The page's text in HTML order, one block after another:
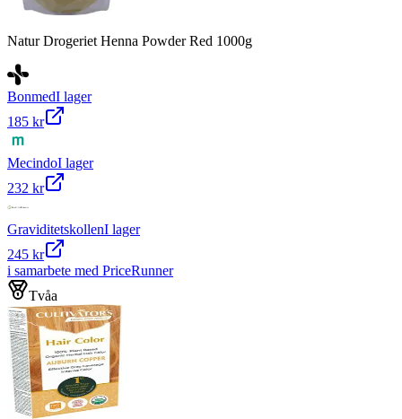
Natur Drogeriet Henna Powder Red 1000g
BonmedI lager
185 kr
MecindoI lager
232 kr
GraviditetskollenI lager
245 kr
i samarbete med PriceRunner
Tvåa